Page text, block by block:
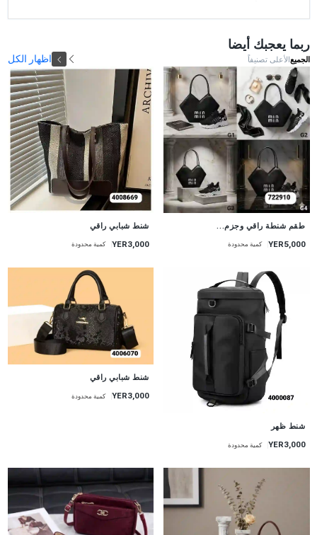
المناسبات!
ربما يعجبك أيضا
الجميع الأعلى تصنيفاً اظهار الكل
طقم شنطة راقي وجزم...
YER5,000 كمية محدودة
شنط شبابي راقي
YER3,000 كمية محدودة
شنط ظهر
YER3,000 كمية محدودة
شنط شبابي راقي
YER3,000 كمية محدودة